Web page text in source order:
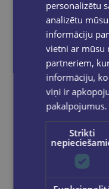
izsūtīti 2-5
Bezmaksas
pakomātiem
Bezmaksas
grāmatnīcā
pasūtījums
e-pastu un/
Dalies sociālajos
personalizētu
analizētu
informāciju
vietni ar mūsu
partneriem,
informāciju,
viņi ir
pakalpojumus.
Strikti